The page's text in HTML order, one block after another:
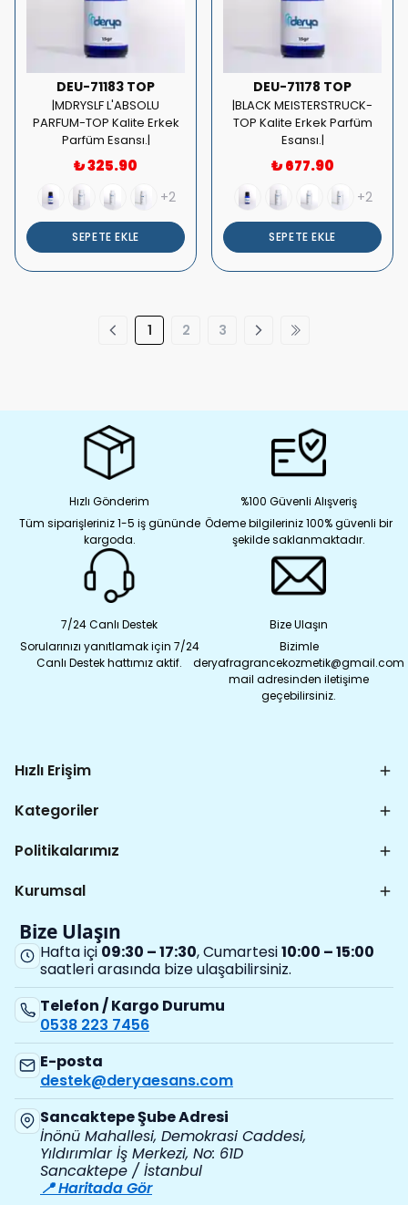
DEU-71183 TOP
|MDRYSLF L'ABSOLU
PARFUM-TOP Kalite Erkek
Parfüm Esansı.|
₺ 325.90
+2
SEPETE EKLE
DEU-71178 TOP
|BLACK MEISTERSTRUCK-
TOP Kalite Erkek Parfüm
Esansı.|
₺ 677.90
+2
SEPETE EKLE
1 2 3
Hızlı Gönderim
Tüm siparişleriniz 1-5 iş gününde
kargoda.
%100 Güvenli Alışveriş
Ödeme bilgileriniz 100% güvenli bir
şekilde saklanmaktadır.
7/24 Canlı Destek
Sorularınızı yanıtlamak için 7/24
Canlı Destek hattımız aktif.
Bize Ulaşın
Bizimle
deryafragrancekozmetik@gmail.com
mail adresinden iletişime
geçebilirsiniz.
Hızlı Erişim
Kategoriler
Politikalarımız
Kurumsal
Bize Ulaşın
Hafta içi 09:30 – 17:30, Cumartesi10:00 – 15:00
saatleri arasında bize ulaşabilirsiniz.
Telefon / Kargo Durumu
0538 223 7456
E-posta
destek@deryaesans.com
Sancaktepe Şube Adresi
İnönü Mahallesi, Demokrasi Caddesi,
Yıldırımlar İş Merkezi, No: 61D
Sancaktepe / İstanbul
📍 Haritada Gör